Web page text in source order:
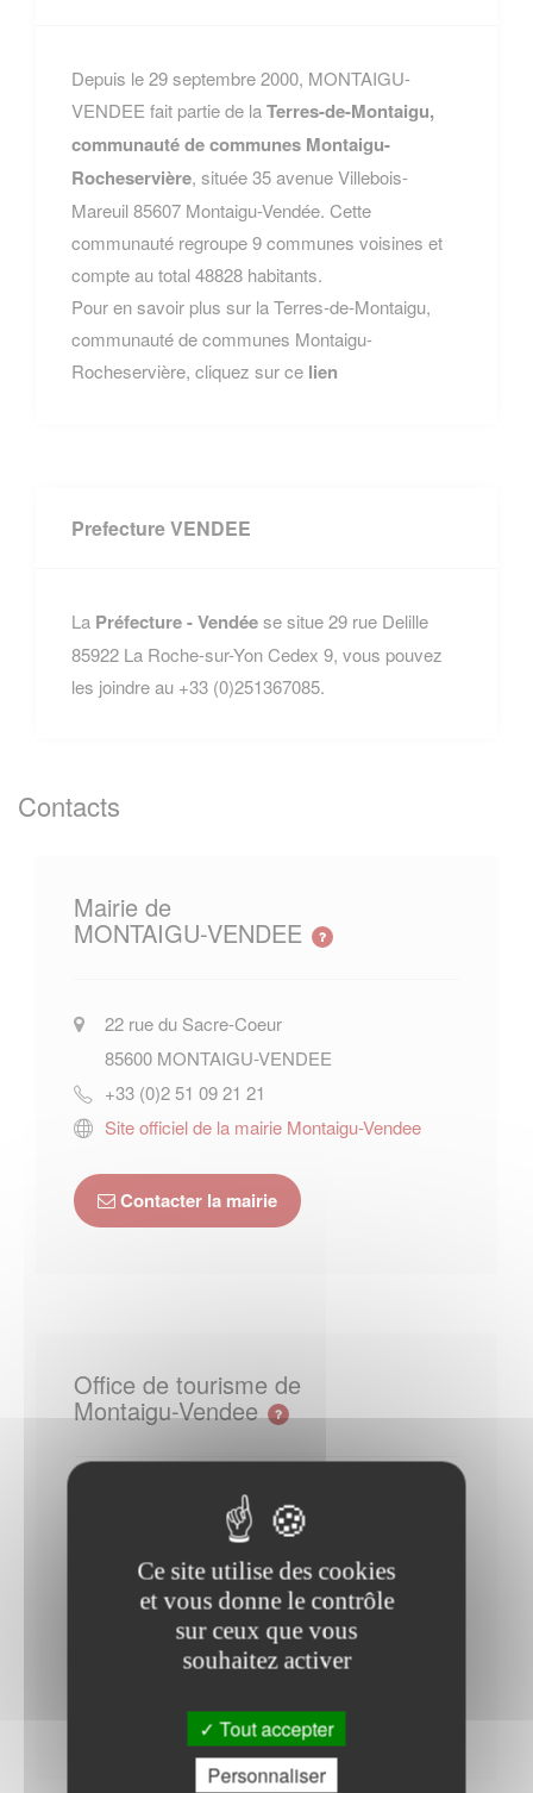
Depuis le 29 septembre 2000, MONTAIGU-
VENDEE fait partie de laTerres-de-Montaigu,
communauté de communes Montaigu-
Rocheservière, située 35 avenue Villebois-
Mareuil 85607 Montaigu-Vendée. Cette
communauté regroupe 9 communes voisines et
compte au total 48828 habitants.
Pour en savoir plus sur la Terres-de-Montaigu,
communauté de communes Montaigu-
Rocheservière, cliquez sur ce lien
Prefecture VENDEE
La Préfecture - Vendéese situe 29 rue Delille
85922 La Roche-sur-Yon Cedex 9, vous pouvez
les joindre au +33 (0)251367085.
Contacts
Mairie de
MONTAIGU-VENDEE
22 rue du Sacre-Coeur
85600 MONTAIGU-VENDEE
+33 (0)2 51 09 21 21
Site officiel de la mairie Montaigu-Vendee
Contacter la mairie
Office de tourisme de
Montaigu-Vendee
67, rue Georges Clemenceau
Montaigu-Vendée
+33 (0)2 51 06 39 17
Site officiel de l Office de tourisme
de Montaigu-Vendee
Contacter l'office de tourisme
Ce site utilise des cookies
et vous donne le contrôle
sur ceux que vous
souhaitez activer
Tout accepter
Personnaliser